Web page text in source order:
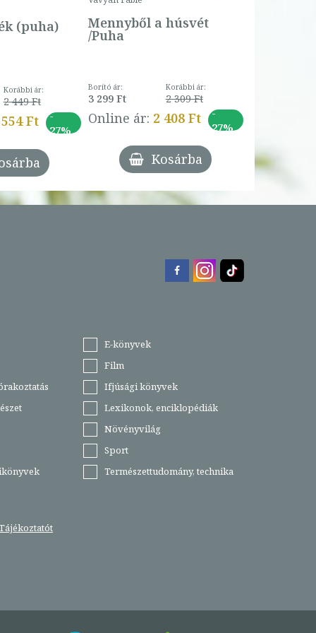
(puha)
Korábbi ár:
2 449 Ft
Ft
-
27%
Mennyből a húsvét
/Puha
Borító ár:
3 299 Ft
Korábbi ár:
2 309 Ft
Online ár: 2 408 Ft
-
27%
Kosárba
E-könyvek
Film
Ifjúsági könyvek
Lexikonok, enciklopédiák
Növényvilág
Sport
Természettudomány, technika